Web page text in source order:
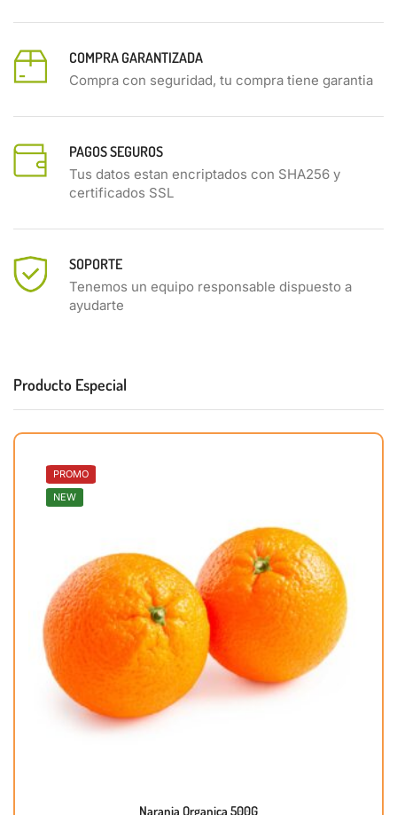
COMPRA GARANTIZADA
Compra con seguridad, tu compra tiene garantia
PAGOS SEGUROS
Tus datos estan encriptados con SHA256 y
certificados SSL
SOPORTE
Tenemos un equipo responsable dispuesto a
ayudarte
Producto Especial
PROMO
NEW
Naranja Organica 500G